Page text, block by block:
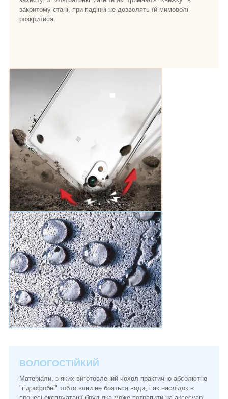
закритому стані, при падінні не дозволять їй мимоволі
розкритися.
ВОЛОГОСТІЙКИЙ
Матеріали, з яких виготовлений чохол практично абсолютно
"гідрофобні" тобто вони не бояться води, і як наслідок в